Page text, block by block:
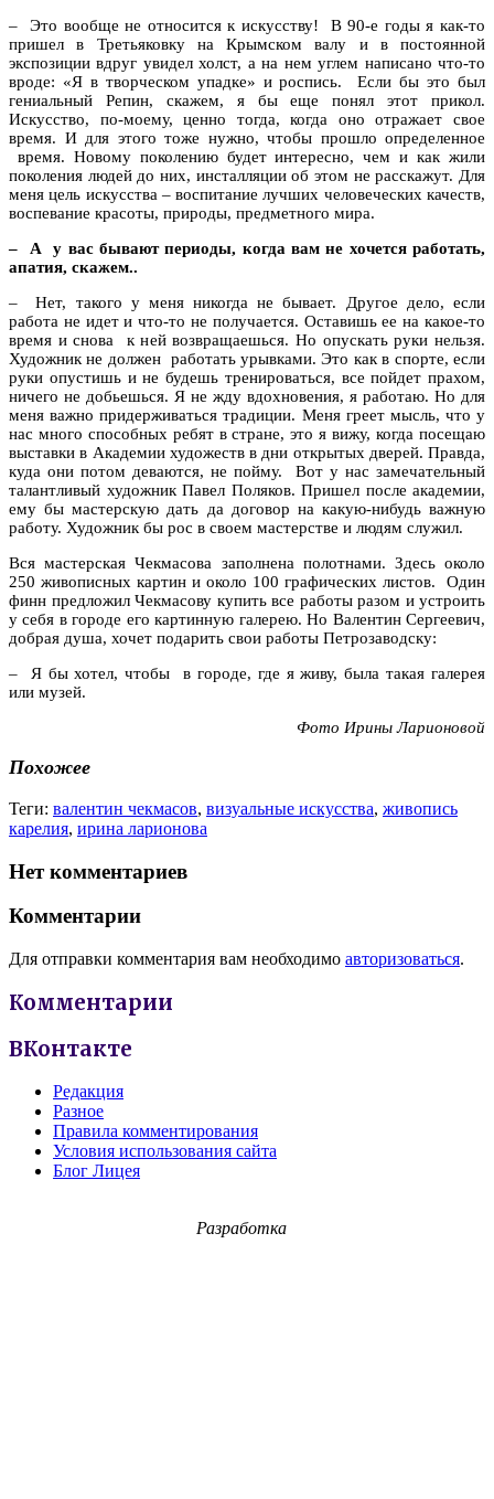
– Это вообще не относится к искусству! В 90-е годы я как-то
пришел в Третьяковку на Крымском валу и в постоянной
экспозиции вдруг увидел холст, а на нем углем написано что-то
вроде: «Я в творческом упадке» и роспись. Если бы это был
гениальный Репин, скажем, я бы еще понял этот прикол.
Искусство, по-моему, ценно тогда, когда оно отражает свое
время. И для этого тоже нужно, чтобы прошло определенное
время. Новому поколению будет интересно, чем и как жили
поколения людей до них, инсталляции об этом не расскажут. Для
меня цель искусства – воспитание лучших человеческих качеств,
воспевание красоты, природы, предметного мира.
– А у вас бывают периоды, когда вам не хочется работать,
апатия, скажем..
– Нет, такого у меня никогда не бывает. Другое дело, если
работа не идет и что-то не получается. Оставишь ее на какое-то
время и снова к ней возвращаешься. Но опускать руки нельзя.
Художник не должен работать урывками. Это как в спорте, если
руки опустишь и не будешь тренироваться, все пойдет прахом,
ничего не добьешься. Я не жду вдохновения, я работаю. Но для
меня важно придерживаться традиции. Меня греет мысль, что у
нас много способных ребят в стране, это я вижу, когда посещаю
выставки в Академии художеств в дни открытых дверей. Правда,
куда они потом деваются, не пойму. Вот у нас замечательный
талантливый художник Павел Поляков. Пришел после академии,
ему бы мастерскую дать да договор на какую-нибудь важную
работу. Художник бы рос в своем мастерстве и людям служил.
Вся мастерская Чекмасова заполнена полотнами. Здесь около
250 живописных картин и около 100 графических листов. Один
финн предложил Чекмасову купить все работы разом и устроить
у себя в городе его картинную галерею. Но Валентин Сергеевич,
добрая душа, хочет подарить свои работы Петрозаводску:
– Я бы хотел, чтобы в городе, где я живу, была такая галерея
или музей.
Фото Ирины Ларионовой
Похожее
Теги: валентин чекмасов, визуальные искусства, живопись
карелия, ирина ларионова
Нет комментариев
Комментарии
Для отправки комментария вам необходимо авторизоваться.
Комментарии
ВКонтакте
Редакция
Разное
Правила комментирования
Условия использования сайта
Блог Лицея
Разработка